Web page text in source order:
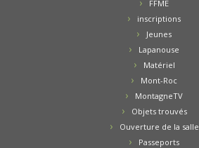
FFME
inscriptions
Jeunes
Lapanouse
Matériel
Mont-Roc
MontagneTV
Objets trouvés
Ouverture de la salle
Passeports